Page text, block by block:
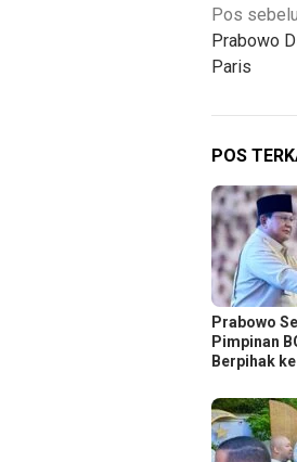
pos
Pos
Prabowo
Paris
POS
Prabowo
Pimpinan
Berpihak